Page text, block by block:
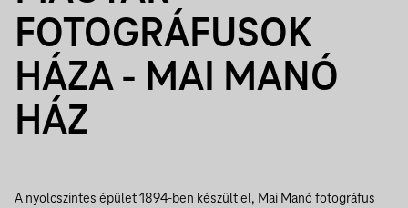
FOTOGRÁFUSOK
HÁZA - MAI MANÓ
HÁZ
A nyolcszintes épület 1894-ben készült el, Mai Manó fotográfus